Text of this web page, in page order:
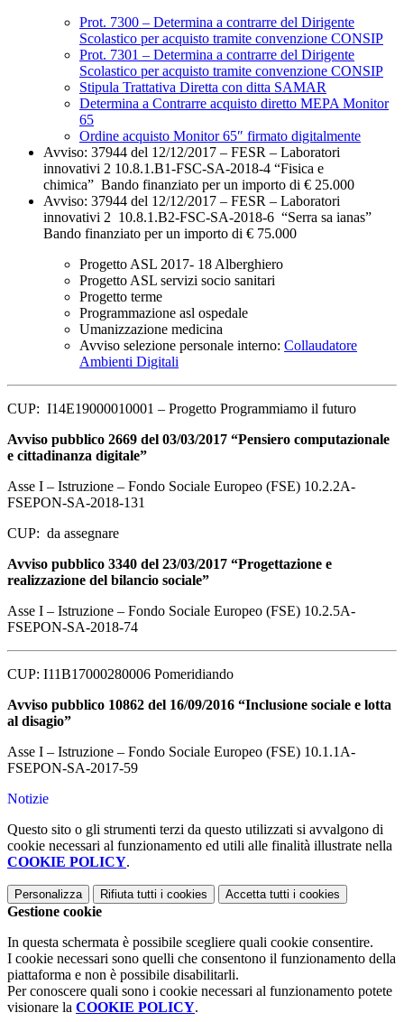
Prot. 7300 – Determina a contrarre del Dirigente
Scolastico per acquisto tramite convenzione CONSIP
Prot. 7301 – Determina a contrarre del Dirigente
Scolastico per acquisto tramite convenzione CONSIP
Stipula Trattativa Diretta con ditta SAMAR
Determina a Contrarre acquisto diretto MEPA Monitor
65
Ordine acquisto Monitor 65″ firmato digitalmente
Avviso: 37944 del 12/12/2017 – FESR – Laboratori
innovativi 2 10.8.1.B1-FSC-SA-2018-4 “Fisica e
chimica” Bando finanziato per un importo di € 25.000
Avviso: 37944 del 12/12/2017 – FESR – Laboratori
innovativi 2 10.8.1.B2-FSC-SA-2018-6 “Serra sa ianas”
Bando finanziato per un importo di € 75.000
Progetto ASL 2017- 18 Alberghiero
Progetto ASL servizi socio sanitari
Progetto terme
Programmazione asl ospedale
Umanizzazione medicina
Avviso selezione personale interno: Collaudatore
Ambienti Digitali
CUP: I14E19000010001 – Progetto Programmiamo il futuro
Avviso pubblico 2669 del 03/03/2017 “Pensiero computazionale
e cittadinanza digitale”
Asse I – Istruzione – Fondo Sociale Europeo (FSE) 10.2.2A-
FSEPON-SA-2018-131
CUP: da assegnare
Avviso pubblico 3340 del 23/03/2017 “Progettazione e
realizzazione del bilancio sociale”
Asse I – Istruzione – Fondo Sociale Europeo (FSE) 10.2.5A-
FSEPON-SA-2018-74
CUP: I11B17000280006 Pomeridiando
Avviso pubblico 10862 del 16/09/2016 “Inclusione sociale e lotta
al disagio”
Asse I – Istruzione – Fondo Sociale Europeo (FSE) 10.1.1A-
FSEPON-SA-2017-59
Notizie
Questo sito o gli strumenti terzi da questo utilizzati si avvalgono di
cookie necessari al funzionamento ed utili alle finalità illustrate nella
COOKIE POLICY.
Personalizza Rifiuta tutti i cookies Accetta tutti i cookies
Gestione cookie
In questa schermata è possibile scegliere quali cookie consentire.
I cookie necessari sono quelli che consentono il funzionamento della
piattaforma e non è possibile disabilitarli.
Per conoscere quali sono i cookie necessari al funzionamento potete
visionare la COOKIE POLICY.